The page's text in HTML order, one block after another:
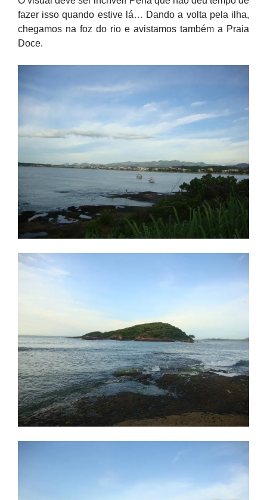
fazer isso quando estive lá… Dando a volta pela ilha,
chegamos na foz do rio e avistamos também a Praia
Doce.